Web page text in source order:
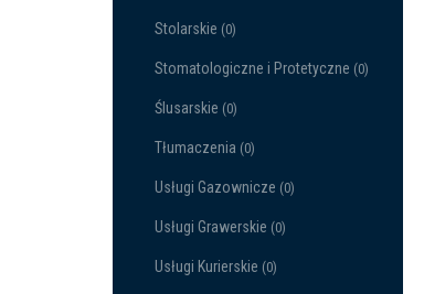
Stolarskie (0)
Stomatologiczne i Protetyczne (0)
Ślusarskie (0)
Tłumaczenia (0)
Usługi Gazownicze (0)
Usługi Grawerskie (0)
Usługi Kurierskie (0)